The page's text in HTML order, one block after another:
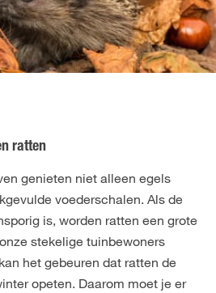
ratten
genieten niet alleen egels
voederschalen. Als de
is, worden ratten een grote
stekelige tuinbewoners
het gebeuren dat ratten de
opeten. Daarom moet je er